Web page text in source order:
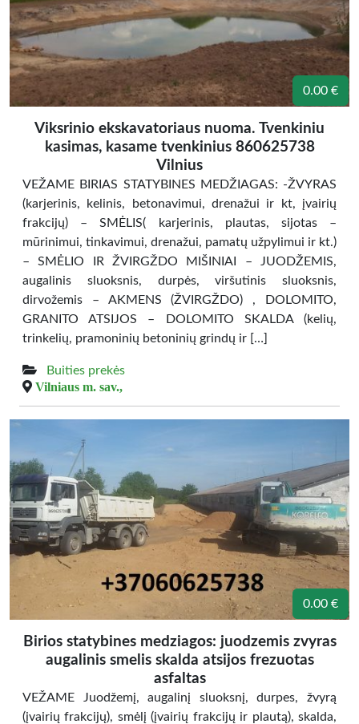
0.00 €
Viksrinio ekskavatoriaus nuoma. Tvenkiniu
kasimas, kasame tvenkinius 860625738
Vilnius
VEŽAME BIRIAS STATYBINES MEDŽIAGAS: -ŽVYRAS
(karjerinis, kelinis, betonavimui, drenažui ir kt, įvairių
frakcijų) – SMĖLIS( karjerinis, plautas, sijotas –
mūrinimui, tinkavimui, drenažui, pamatų užpylimui ir kt.)
– SMĖLIO IR ŽVIRGŽDO MIŠINIAI – JUODŽEMIS,
augalinis sluoksnis, durpės, viršutinis sluoksnis,
dirvožemis – AKMENS (ŽVIRGŽDO) , DOLOMITO,
GRANITO ATSIJOS – DOLOMITO SKALDA (kelių,
trinkelių, pramoninių betoninių grindų ir […]
Buities prekės
Vilniaus m. sav.,
0.00 €
Birios statybines medziagos: juodzemis zvyras
augalinis smelis skalda atsijos frezuotas
asfaltas
VEŽAME Juodžemį, augalinį sluoksnį, durpes, žvyrą
(įvairių frakcijų), smėlį (įvairių frakcijų ir plautą), skalda,